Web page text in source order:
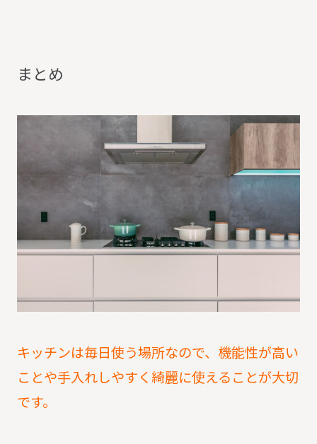
ま とめ
キッチンは毎日使う場所なので、機能性が高い
ことや手入れしやすく綺麗に使えることが大切
です。